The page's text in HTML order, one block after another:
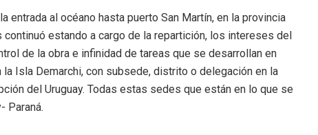
entrada al océano hasta puerto San Martín, en la provincia
continuó estando a cargo de la repartición, los intereses del
de la obra e infinidad de tareas que se desarrollan en
Isla Demarchi, con subsede, distrito o delegación en la
del Uruguay. Todas estas sedes que están en lo que se
Paraná.